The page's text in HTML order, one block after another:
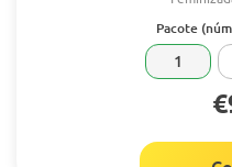
Pacote
1